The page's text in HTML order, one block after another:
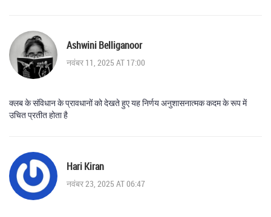
Ashwini Belliganoor
नवंबर 11, 2025 AT 17:00
क्लब के संविधान के प्रावधानों को देखते हुए यह निर्णय अनुशासनात्मक कदम के रूप में
उचित प्रतीत होता है
Hari Kiran
नवंबर 23, 2025 AT 06:47